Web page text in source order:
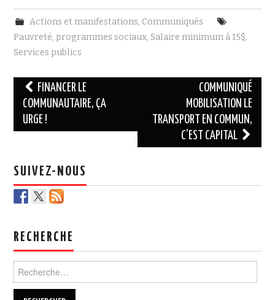
e
b
o
o
t
t
e
r
Actions et manifestations, Communiqués
Pauvreté,programmes sociaux, Salaire minimum à 15$,
Services publics
Navigation
des
articles
FINANCER LE
COMMUNAUTAIRE, ÇA
URGE !
COMMUNIQUÉ
MOBILISATION LE
TRANSPORT EN COMMUN,
C’EST CAPITAL
SUIVEZ-NOUS
RECHERCHE